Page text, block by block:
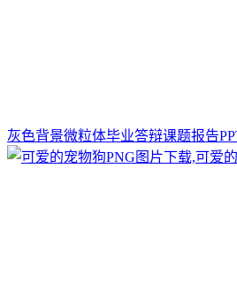
灰色背景微粒体毕业答辩课题报告